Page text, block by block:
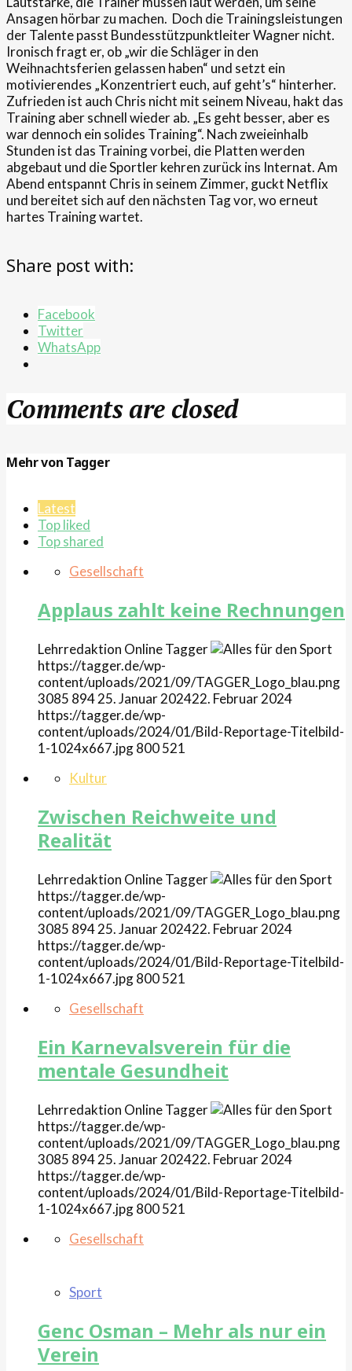
Ansagen hörbar zu machen. Doch die Trainingsleistungen
der Talente passt Bundesstützpunktleiter Wagner nicht.
Ironisch fragt er, ob „wir die Schläger in den
Weihnachtsferien gelassen haben“ und setzt ein
motivierendes „Konzentriert euch, auf geht’s“ hinterher.
Zufrieden ist auch Chris nicht mit seinem Niveau, hakt das
Training aber schnell wieder ab. „Es geht besser, aber es
war dennoch ein solides Training“. Nach zweieinhalb
Stunden ist das Training vorbei, die Platten werden
abgebaut und die Sportler kehren zurück ins Internat. Am
Abend entspannt Chris in seinem Zimmer, guckt Netflix
und bereitet sich auf den nächsten Tag vor, wo erneut
hartes Training wartet.
Share post with:
Facebook
Twitter
WhatsApp
Comments are closed
Mehr von Tagger
Latest
Top liked
Top shared
Gesellschaft
Applaus zahlt keine Rechnungen
Lehrredaktion OnlineTagger
https://tagger.de/wp-
content/uploads/2021/09/TAGGER_Logo_blau.png
3085 89425. Januar 202422. Februar 2024
https://tagger.de/wp-
content/uploads/2024/01/Bild-Reportage-Titelbild-
1-1024x667.jpg800521
Kultur
Zwischen Reichweite und
Realität
Lehrredaktion OnlineTagger
https://tagger.de/wp-
content/uploads/2021/09/TAGGER_Logo_blau.png
3085 89425. Januar 202422. Februar 2024
https://tagger.de/wp-
content/uploads/2024/01/Bild-Reportage-Titelbild-
1-1024x667.jpg800521
Gesellschaft
Ein Karnevalsverein für die
mentale Gesundheit
Lehrredaktion OnlineTagger
https://tagger.de/wp-
content/uploads/2021/09/TAGGER_Logo_blau.png
3085 89425. Januar 202422. Februar 2024
https://tagger.de/wp-
content/uploads/2024/01/Bild-Reportage-Titelbild-
1-1024x667.jpg800521
Gesellschaft
Sport
Genc Osman – Mehr als nur ein
Verein